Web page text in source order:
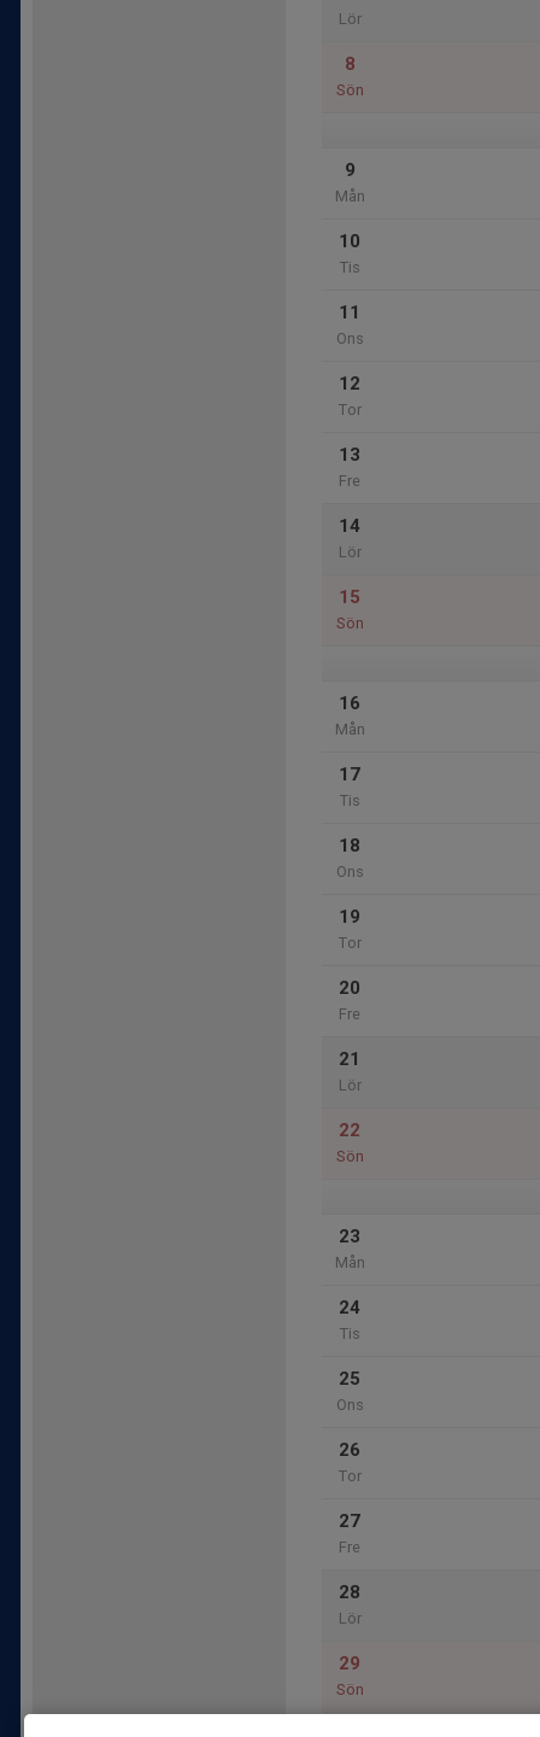
Lör
8
Sön
9
Mån
10
Tis
11
Ons
12
Tor
13
Fre
14
Lör
15
Sön
16
Mån
17
Tis
18
Ons
19
Tor
20
Fre
21
Lör
22
Sön
23
Mån
24
Tis
25
Ons
26
Tor
27
Fre
28
Lör
29
Sön